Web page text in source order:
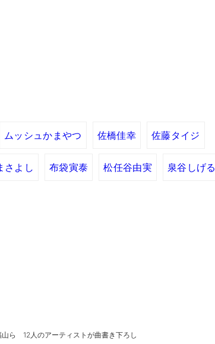
ムッシュかまやつ 佐橋佳幸 佐藤タイジ
さよし 布袋寅泰 松任谷由実 泉谷しげる
ら 12人のアーティストが曲書き下ろし